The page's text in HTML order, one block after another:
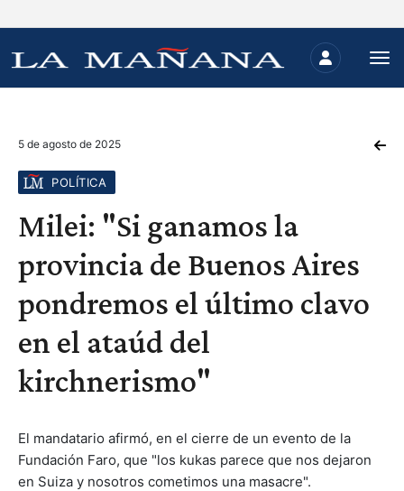
5 de agosto de 2025
POLÍTICA
Milei: "Si ganamos la
provincia de Buenos Aires
pondremos el último clavo
en el ataúd del
kirchnerismo"
El mandatario afirmó, en el cierre de un evento de la
Fundación Faro, que "los kukas parece que nos dejaron
en Suiza y nosotros cometimos una masacre".